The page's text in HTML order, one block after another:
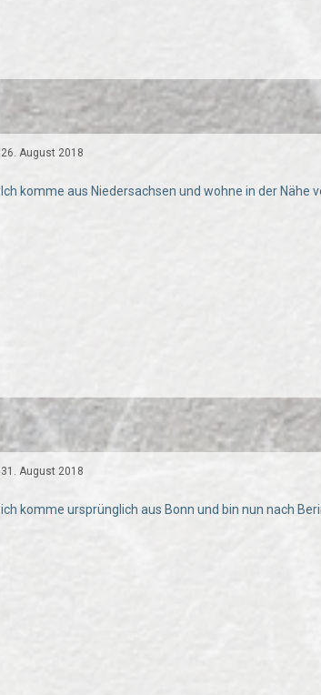
26. August 2018
Ich komme aus Niedersachsen und wohne in der Nähe
31. August 2018
ich komme ursprünglich aus Bonn und bin nun nach